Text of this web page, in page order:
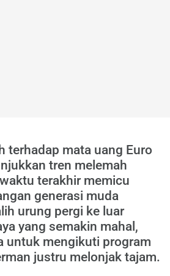
terhadap mata uang Euro
tren melemah
terakhir memicu
generasi muda
urung pergi ke luar
yang semakin mahal,
untuk mengikuti program
justru melonjak tajam.